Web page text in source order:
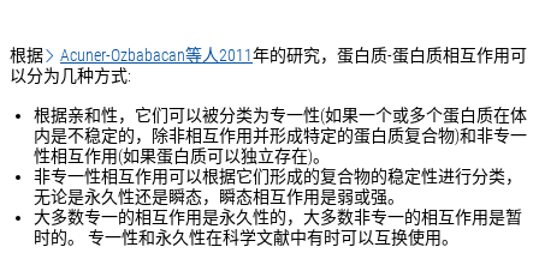
根据 Acuner-Ozbabacan等人2011年的研究，蛋白质-蛋白质相互作用可
以分为几种方式:
根据亲和性，它们可以被分类为专一性(如果一个或多个蛋白质在体
内是不稳定的，除非相互作用并形成特定的蛋白质复合物)和非专一
性相互作用(如果蛋白质可以独立存在)。
非专一性相互作用可以根据它们形成的复合物的稳定性进行分类，
无论是永久性还是瞬态，瞬态相互作用是弱或强。
大多数专一的相互作用是永久性的，大多数非专一的相互作用是暂
时的。 专一性和永久性在科学文献中有时可以互换使用。